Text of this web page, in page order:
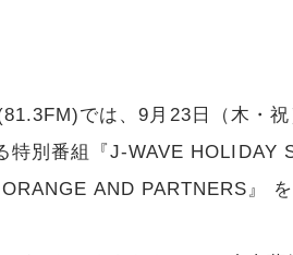
では、9月23日（木・
特別番組『J-WAVE HOLIDAY
AND PARTNERS』 を